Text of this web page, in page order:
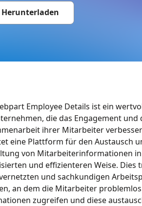
Herunterladen
Employee Details ist ein
die das Engagement und
ihrer Mitarbeiter
eine Plattform für den Austausch
von Mitarbeiterinformationen
und effizienteren Weise. Dies
und sachkundigen
an dem die Mitarbeiter
zugreifen und diese